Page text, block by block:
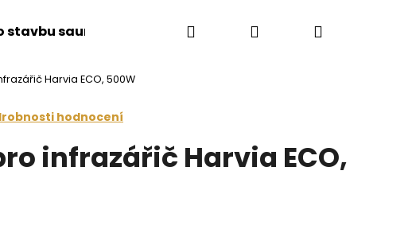
sauny Saunové doplňky Doplňkový
Hledat PřihlášeníNákupní
Harvia ECO, 500W
hodnocení
infrazářič Harvia ECO,